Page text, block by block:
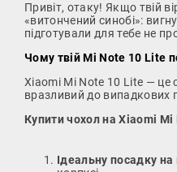
Привіт, отаку! Якщо твій
«витончений синобі»:
підготували для тебе не
Чому твій Mi Note 10 Lite
Xiaomi Mi Note 10 Lite — це
вразливий до випадкових
Купити чохол на Xiaomi
Ідеальну посадку на